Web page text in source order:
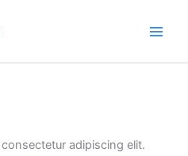
adipiscing elit.